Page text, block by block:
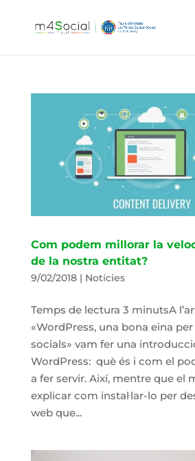
Com podem millorar la
de la nostra entitat?
9/02/2018| Notícies
Temps de lectura 3 minutsA
«WordPress, una bona eina
socials» vam fer una
WordPress: què és i com el
a fer servir. Així, mentre que el
explicar com instal·lar-lo per
web que...